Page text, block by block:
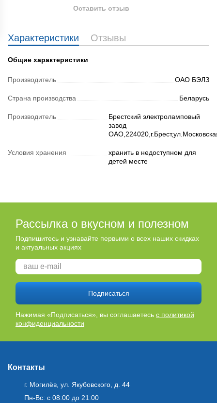
Характеристики Отзывы
Общие характеристики
Производитель ОАО БЭЛЗ
Страна производства Беларусь
Производитель
Брестский электроламповый
завод
Условия хранения
хранить в недоступном для
детей месте
Оставить отзыв
Рассылка о вкусном и полезном
Подпишитесь и узнавайте первыми о всех наших скидках
и актуальных акциях
Подписаться
Нажимая «Подписаться», вы соглашаетесь с политикой
конфиденциальности
Контакты
г. Могилёв, ул. Якубовского, д. 44
Пн-Вс: с 08:00 до 21:00